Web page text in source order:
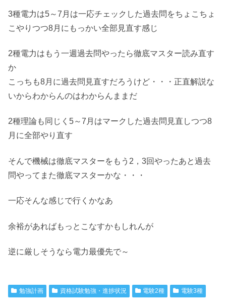
3種電力は5～7月は一応チェックした過去問をちょこちょ
こやりつつ8月にもっかい全部見直す感じ
2種電力はもう一週過去問やったら徹底マスター読み直す
か
こっちも8月に過去問見直すだろうけど・・・正直解説な
いからわからんのはわからんままだ
2種理論も同じく5～7月はマークした過去問見直しつつ8
月に全部やり直す
そんで機械は徹底マスターをもう2，3回やったあと過去
問やってまた徹底マスターかな・・・
一応そんな感じで行くかなあ
余裕があればもっとこなすかもしれんが
逆に厳しそうなら電力最優先で～
勉強計画 資格試験勉強・進捗状況 電験2種 電験3種